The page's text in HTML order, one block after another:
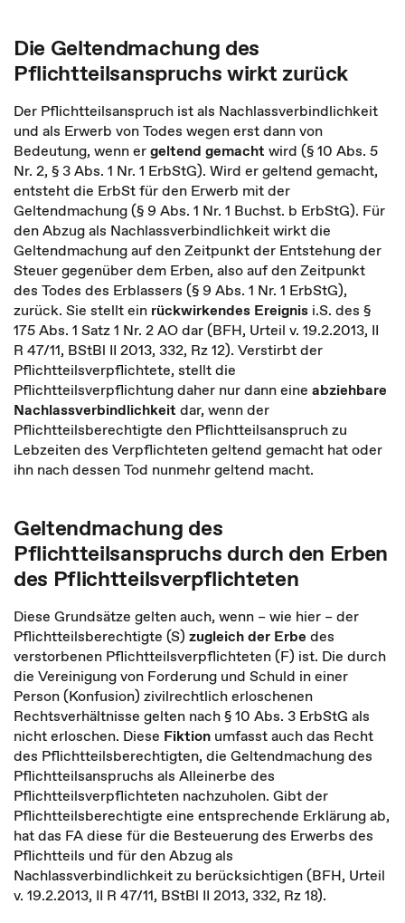
Die Geltendmachung des
Pflichtteilsanspruchs wirkt zurück
Der Pflichtteilsanspruch ist als Nachlassverbindlichkeit
und als Erwerb von Todes wegen erst dann von
Bedeutung, wenn ergeltend gemacht wird (§ 10 Abs. 5
Nr. 2, § 3 Abs. 1 Nr. 1 ErbStG). Wird er geltend gemacht,
entsteht die ErbSt für den Erwerb mit der
Geltendmachung (§ 9 Abs. 1 Nr. 1 Buchst. b ErbStG). Für
den Abzug als Nachlassverbindlichkeit wirkt die
Geltendmachung auf den Zeitpunkt der Entstehung der
Steuer gegenüber dem Erben, also auf den Zeitpunkt
des Todes des Erblassers (§ 9 Abs. 1 Nr. 1 ErbStG),
zurück. Sie stellt ein rückwirkendes Ereignis i.S. des §
175 Abs. 1 Satz 1 Nr. 2 AO dar (BFH, Urteil v. 19.2.2013, II
R 47/11, BStBl II 2013, 332, Rz 12). Verstirbt der
Pflichtteilsverpflichtete, stellt die
Pflichtteilsverpflichtung daher nur dann eine abziehbare
Nachlassverbindlichkeit dar, wenn der
Pflichtteilsberechtigte den Pflichtteilsanspruch zu
Lebzeiten des Verpflichteten geltend gemacht hat oder
ihn nach dessen Tod nunmehr geltend macht.
Geltendmachung des
Pflichtteilsanspruchs durch den Erben
des Pflichtteilsverpflichteten
Diese Grundsätze gelten auch, wenn – wie hier – der
Pflichtteilsberechtigte (S) zugleich der Erbe des
verstorbenen Pflichtteilsverpflichteten (F) ist. Die durch
die Vereinigung von Forderung und Schuld in einer
Person (Konfusion) zivilrechtlich erloschenen
Rechtsverhältnisse gelten nach § 10 Abs. 3 ErbStG als
nicht erloschen. Diese Fiktion umfasst auch das Recht
des Pflichtteilsberechtigten, die Geltendmachung des
Pflichtteilsanspruchs als Alleinerbe des
Pflichtteilsverpflichteten nachzuholen. Gibt der
Pflichtteilsberechtigte eine entsprechende Erklärung ab,
hat das FA diese für die Besteuerung des Erwerbs des
Pflichtteils und für den Abzug als
Nachlassverbindlichkeit zu berücksichtigen (BFH, Urteil
v. 19.2.2013, II R 47/11, BStBl II 2013, 332, Rz 18).